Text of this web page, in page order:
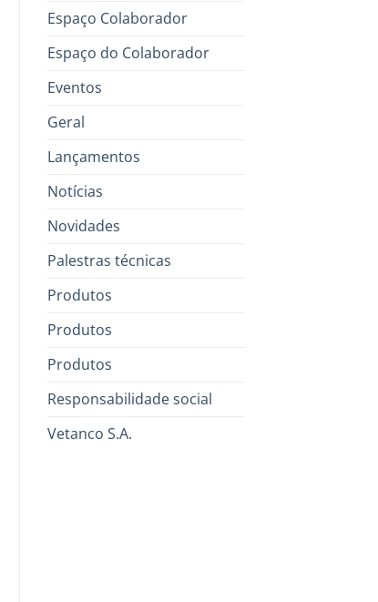
Espaço Colaborador
Espaço do Colaborador
Eventos
Geral
Lançamentos
Notícias
Novidades
Palestras técnicas
Produtos
Produtos
Produtos
Responsabilidade social
Vetanco S.A.